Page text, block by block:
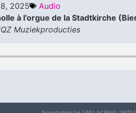
2025
Audio
à l’orgue de la Stadtkirche
Muziekproducties